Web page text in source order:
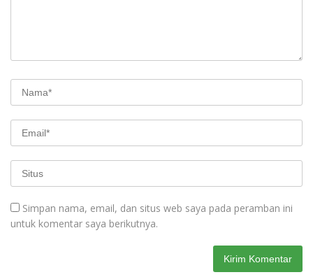
Simpan nama, email, dan situs web saya pada peramban ini
untuk komentar saya berikutnya.